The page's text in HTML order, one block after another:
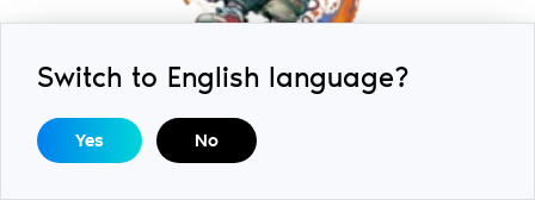
2018-2026 © ExLoader. Все права защищены.
Спроектировано и разработано студией SwiftSoft LLC.
Switch to English language?
Yes No